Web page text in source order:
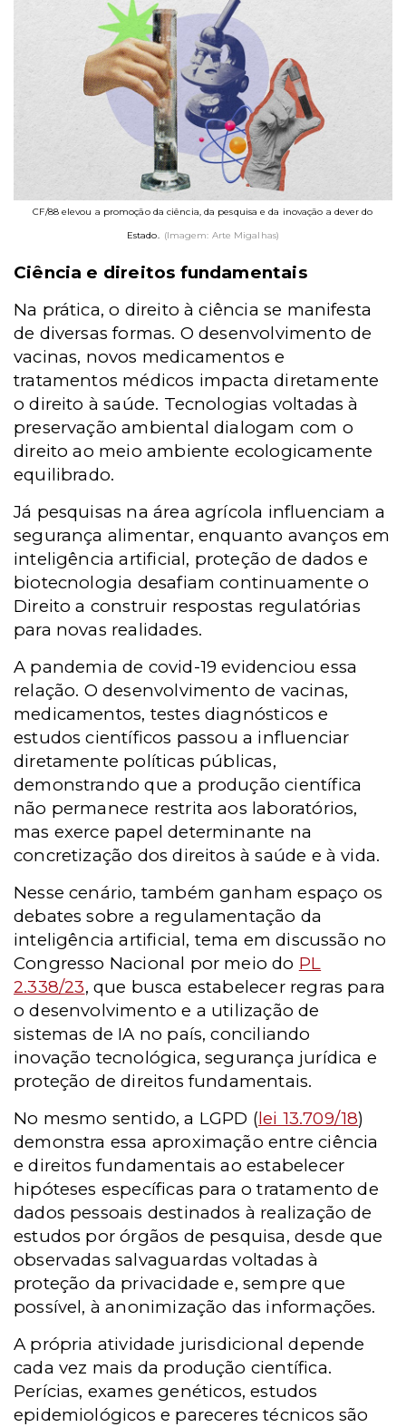
CF/88 elevou a promoção da ciência, da pesquisa e da inovação a dever do
Estado. (Imagem: Arte Migalhas)
Ciência e direitos fundamentais
Na prática, o direito à ciência se manifesta
de diversas formas. O desenvolvimento de
vacinas, novos medicamentos e
tratamentos médicos impacta diretamente
o direito à saúde. Tecnologias voltadas à
preservação ambiental dialogam com o
direito ao meio ambiente ecologicamente
equilibrado.
Já pesquisas na área agrícola influenciam a
segurança alimentar, enquanto avanços em
inteligência artificial, proteção de dados e
biotecnologia desafiam continuamente o
Direito a construir respostas regulatórias
para novas realidades.
A pandemia de covid-19 evidenciou essa
relação. O desenvolvimento de vacinas,
medicamentos, testes diagnósticos e
estudos científicos passou a influenciar
diretamente políticas públicas,
demonstrando que a produção científica
não permanece restrita aos laboratórios,
mas exerce papel determinante na
concretização dos direitos à saúde e à vida.
Nesse cenário, também ganham espaço os
debates sobre a regulamentação da
inteligência artificial, tema em discussão no
Congresso Nacional por meio do PL
2.338/23, que busca estabelecer regras para
o desenvolvimento e a utilização de
sistemas de IA no país, conciliando
inovação tecnológica, segurança jurídica e
proteção de direitos fundamentais.
No mesmo sentido, a LGPD (lei 13.709/18)
demonstra essa aproximação entre ciência
e direitos fundamentais ao estabelecer
hipóteses específicas para o tratamento de
dados pessoais destinados à realização de
estudos por órgãos de pesquisa, desde que
observadas salvaguardas voltadas à
proteção da privacidade e, sempre que
possível, à anonimização das informações.
A própria atividade jurisdicional depende
cada vez mais da produção científica.
Perícias, exames genéticos, estudos
epidemiológicos e pareceres técnicos são